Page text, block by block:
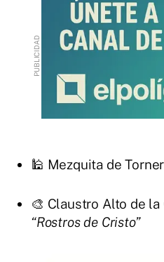
🕌 Mezquita de
🎨 Claustro Alto de la
“Rostros de Cristo”